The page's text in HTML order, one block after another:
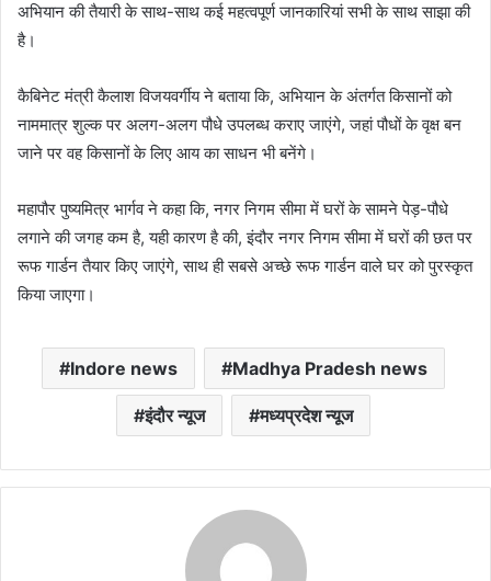
अभियान की तैयारी के साथ-साथ कई महत्वपूर्ण जानकारियां सभी के साथ साझा की
है।
कैबिनेट मंत्री कैलाश विजयवर्गीय ने बताया कि, अभियान के अंतर्गत किसानों को
नाममात्र शुल्क पर अलग-अलग पौधे उपलब्ध कराए जाएंगे, जहां पौधों के वृक्ष बन
जाने पर वह किसानों के लिए आय का साधन भी बनेंगे।
महापौर पुष्यमित्र भार्गव ने कहा कि, नगर निगम सीमा में घरों के सामने पेड़-पौधे
लगाने की जगह कम है, यही कारण है की, इंदौर नगर निगम सीमा में घरों की छत पर
रूफ गार्डन तैयार किए जाएंगे, साथ ही सबसे अच्छे रूफ गार्डन वाले घर को पुरस्कृत
किया जाएगा।
Indore news Madhya Pradesh news
इंदौर न्यूज मध्यप्रदेश न्यूज